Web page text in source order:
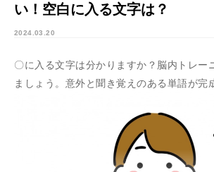
い！空白に入る文字は？
2024.03.20
〇に入る文字は分かりますか？脳内トレー
ましょう。意外と聞き覚えのある単語が完